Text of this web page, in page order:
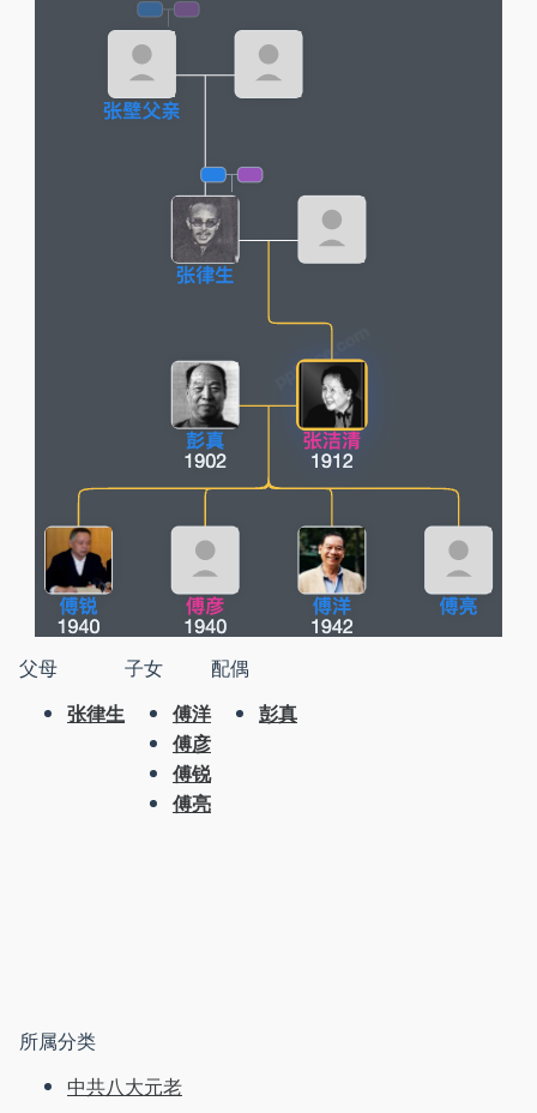
父母
张律生
子女
傅洋
傅彦
傅锐
傅亮
配偶
彭真
所属分类
中共八大元老